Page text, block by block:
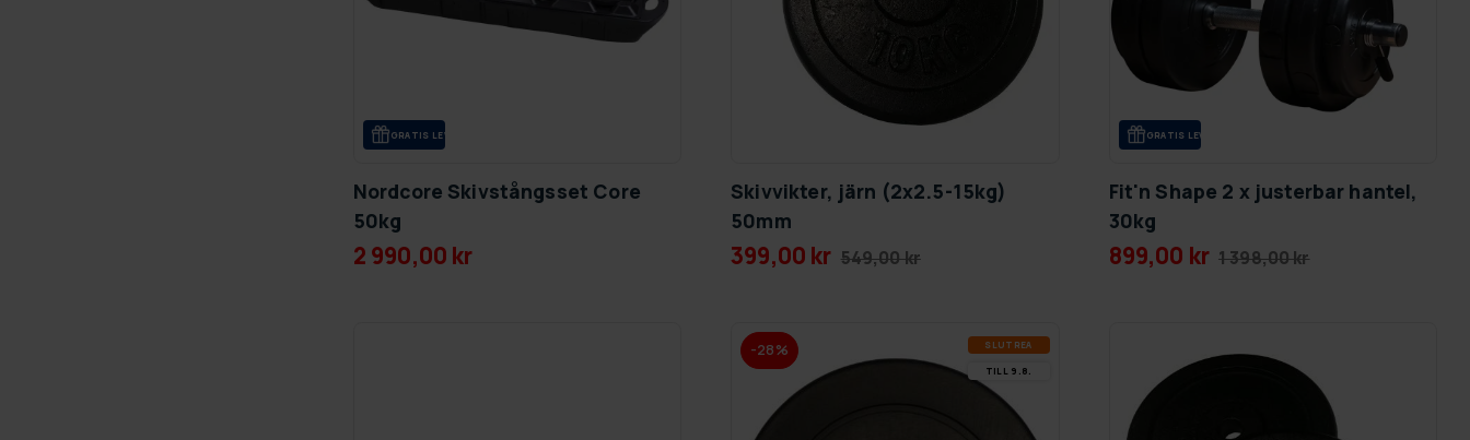
GRA­TIS LE­VE­RANS
Nordcore Skivstångsset Core
50kg
2 990,00 kr
Skivvikter, järn (2x2.5-15kg)
50mm
399,00 kr 549,00 kr
GRA­TIS LE­VE­RANS
Fit'n Shape 2 x justerbar hantel,
30kg
899,00 kr 1 398,00 kr
-28% SLUT­REA
TILL 9.8.